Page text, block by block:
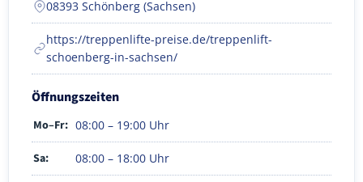
08393 Schönberg (Sachsen)
https://treppenlifte-preise.de/treppenlift-
schoenberg-in-sachsen/
Öffnungszeiten
Mo–Fr: 08:00 – 19:00 Uhr
Sa: 08:00 – 18:00 Uhr